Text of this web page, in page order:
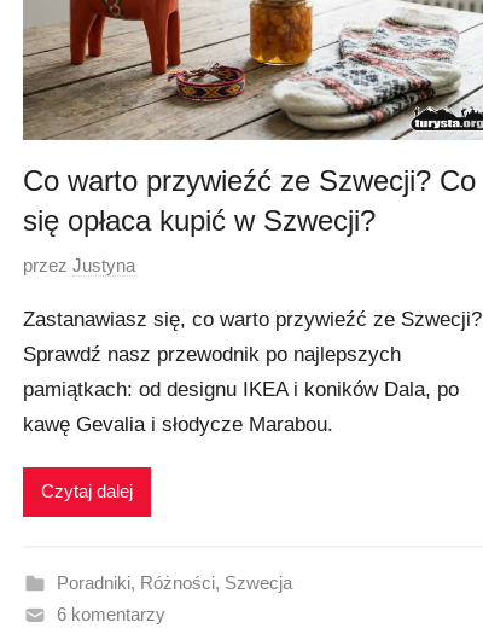
Co warto przywieźć ze Szwecji? Co
się opłaca kupić w Szwecji?
O
u
b
l
i
w
n
o
przezJustyna
Zastanawiasz się, co warto przywieźć ze Szwecji?
Sprawdź nasz przewodnik po najlepszych
pamiątkach: od designu IKEA i koników Dala, po
kawę Gevalia i słodycze Marabou.
Czytaj dalej
Poradniki, Różności, Szwecja
6 komentarzy